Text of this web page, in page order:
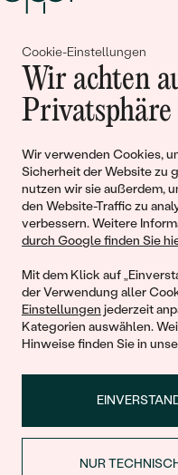
Cookie-Einstellungen
Wir achten
Privatsphäre
Wir verwenden Cookies,
Sicherheit der Website zu
nutzen wir sie außerdem,
den Website-Traffic zu
verbessern. Weitere
durch Google finden Sie
Mit dem Klick auf
der Verwendung aller
Einstellungen jederzeit
Kategorien auswählen.
Hinweise finden Sie in
NUR
Gemeinsam
Geschichten
Liebe
Begleiten Sie uns!